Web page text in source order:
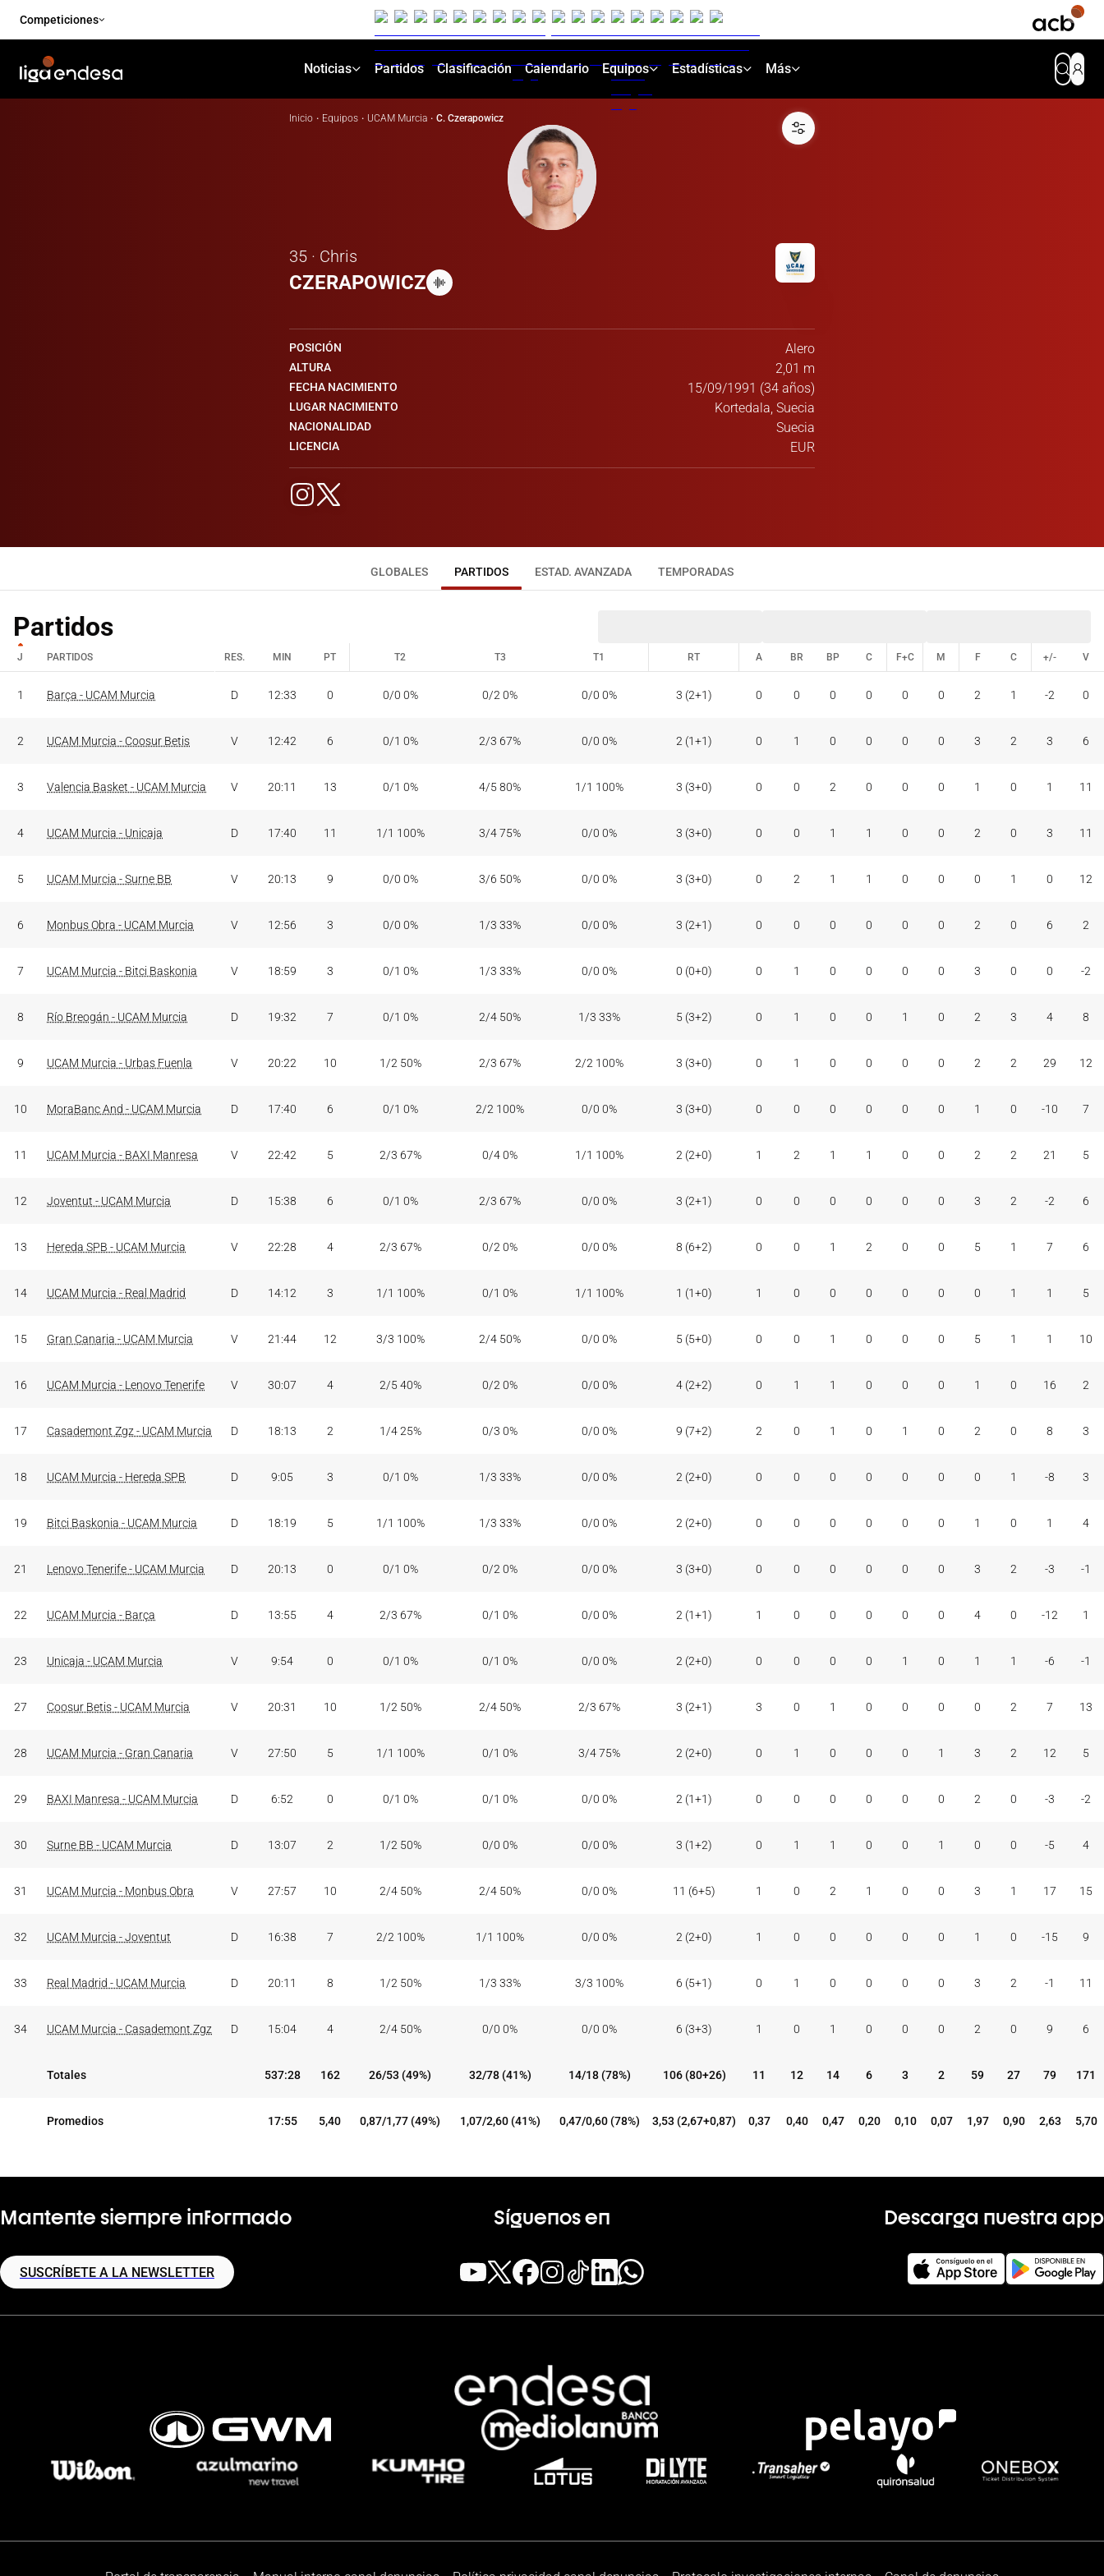
Competiciones
Noticias Partidos Clasificación Calendario Equipos Estadísticas Más
Inicio · Equipos · UCAM Murcia · C. Czerapowicz
35 · Chris
CZERAPOWICZ
POSICIÓN Alero
ALTURA 2,01 m
FECHA NACIMIENTO 15/09/1991 (34 años)
LUGAR NACIMIENTO Kortedala, Suecia
NACIONALIDAD Suecia
LICENCIA EUR
GLOBALES PARTIDOS ESTAD. AVANZADA TEMPORADAS
Partidos
J PARTIDOS RES. MIN PT T2 T3 T1 RT A BR BP C F+C M F C +/- V
1 Barça - UCAM Murcia D 12:33 0 0/0 0% 0/2 0% 0/0 0% 3 (2+1) 0 0 0 0 0 0 2 1 -2 0
2 UCAM Murcia - Coosur Betis V 12:42 6 0/1 0% 2/3 67% 0/0 0% 2 (1+1) 0 1 0 0 0 0 3 2 3 6
3 Valencia Basket - UCAM Murcia V 20:11 13 0/1 0% 4/5 80% 1/1 100% 3 (3+0) 0 0 2 0 0 0 1 0 1 11
4 UCAM Murcia - Unicaja D 17:40 11 1/1 100% 3/4 75% 0/0 0% 3 (3+0) 0 0 1 1 0 0 2 0 3 11
5 UCAM Murcia - Surne BB V 20:13 9 0/0 0% 3/6 50% 0/0 0% 3 (3+0) 0 2 1 1 0 0 0 1 0 12
6 Monbus Obra - UCAM Murcia V 12:56 3 0/0 0% 1/3 33% 0/0 0% 3 (2+1) 0 0 0 0 0 0 2 0 6 2
7 UCAM Murcia - Bitci Baskonia V 18:59 3 0/1 0% 1/3 33% 0/0 0% 0 (0+0) 0 1 0 0 0 0 3 0 0 -2
8 Río Breogán - UCAM Murcia D 19:32 7 0/1 0% 2/4 50% 1/3 33% 5 (3+2) 0 1 0 0 1 0 2 3 4 8
9 UCAM Murcia - Urbas Fuenla V 20:22 10 1/2 50% 2/3 67% 2/2 100% 3 (3+0) 0 1 0 0 0 0 2 2 29 12
10 MoraBanc And - UCAM Murcia D 17:40 6 0/1 0% 2/2 100% 0/0 0% 3 (3+0) 0 0 0 0 0 0 1 0 -10 7
11 UCAM Murcia - BAXI Manresa V 22:42 5 2/3 67% 0/4 0% 1/1 100% 2 (2+0) 1 2 1 1 0 0 2 2 21 5
12 Joventut - UCAM Murcia D 15:38 6 0/1 0% 2/3 67% 0/0 0% 3 (2+1) 0 0 0 0 0 0 3 2 -2 6
13 Hereda SPB - UCAM Murcia V 22:28 4 2/3 67% 0/2 0% 0/0 0% 8 (6+2) 0 0 1 2 0 0 5 1 7 6
14 UCAM Murcia - Real Madrid D 14:12 3 1/1 100% 0/1 0% 1/1 100% 1 (1+0) 1 0 0 0 0 0 0 1 1 5
15 Gran Canaria - UCAM Murcia V 21:44 12 3/3 100% 2/4 50% 0/0 0% 5 (5+0) 0 0 1 0 0 0 5 1 1 10
16 UCAM Murcia - Lenovo Tenerife V 30:07 4 2/5 40% 0/2 0% 0/0 0% 4 (2+2) 0 1 1 0 0 0 1 0 16 2
17 Casademont Zgz - UCAM Murcia D 18:13 2 1/4 25% 0/3 0% 0/0 0% 9 (7+2) 2 0 1 0 1 0 2 0 8 3
18 UCAM Murcia - Hereda SPB D 9:05 3 0/1 0% 1/3 33% 0/0 0% 2 (2+0) 0 0 0 0 0 0 0 1 -8 3
19 Bitci Baskonia - UCAM Murcia D 18:19 5 1/1 100% 1/3 33% 0/0 0% 2 (2+0) 0 0 0 0 0 0 1 0 1 4
21 Lenovo Tenerife - UCAM Murcia D 20:13 0 0/1 0% 0/2 0% 0/0 0% 3 (3+0) 0 0 0 0 0 0 3 2 -3 -1
22 UCAM Murcia - Barça D 13:55 4 2/3 67% 0/1 0% 0/0 0% 2 (1+1) 1 0 0 0 0 0 4 0 -12 1
23 Unicaja - UCAM Murcia V 9:54 0 0/1 0% 0/1 0% 0/0 0% 2 (2+0) 0 0 0 0 1 0 1 1 -6 -1
27 Coosur Betis - UCAM Murcia V 20:31 10 1/2 50% 2/4 50% 2/3 67% 3 (2+1) 3 0 1 0 0 0 0 2 7 13
28 UCAM Murcia - Gran Canaria V 27:50 5 1/1 100% 0/1 0% 3/4 75% 2 (2+0) 0 1 0 0 0 1 3 2 12 5
29 BAXI Manresa - UCAM Murcia D 6:52 0 0/1 0% 0/1 0% 0/0 0% 2 (1+1) 0 0 0 0 0 0 2 0 -3 -2
30 Surne BB - UCAM Murcia D 13:07 2 1/2 50% 0/0 0% 0/0 0% 3 (1+2) 0 1 1 0 0 1 0 0 -5 4
31 UCAM Murcia - Monbus Obra V 27:57 10 2/4 50% 2/4 50% 0/0 0% 11 (6+5) 1 0 2 1 0 0 3 1 17 15
32 UCAM Murcia - Joventut D 16:38 7 2/2 100% 1/1 100% 0/0 0% 2 (2+0) 1 0 0 0 0 0 1 0 -15 9
33 Real Madrid - UCAM Murcia D 20:11 8 1/2 50% 1/3 33% 3/3 100% 6 (5+1) 0 1 0 0 0 0 3 2 -1 11
34 UCAM Murcia - Casademont Zgz D 15:04 4 2/4 50% 0/0 0% 0/0 0% 6 (3+3) 1 0 1 0 0 0 2 0 9 6
Totales 537:28 162 26/53 (49%) 32/78 (41%) 14/18 (78%) 106 (80+26) 11 12 14 6 3 2 59 27 79 171
Promedios 17:55 5,40 0,87/1,77 (49%) 1,07/2,60 (41%) 0,47/0,60 (78%) 3,53 (2,67+0,87) 0,37 0,40 0,47 0,20 0,10 0,07 1,97 0,90 2,63 5,70
Mantente siempre informado
SUSCRÍBETE A LA NEWSLETTER
Síguenos en Descarga nuestra app